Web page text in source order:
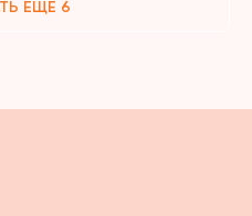
ЕЩЕ 6